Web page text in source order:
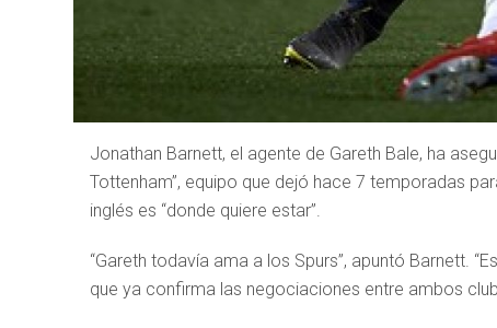
Jonathan Barnett, el agente de Gareth Bale, ha
Tottenham”, equipo que dejó hace 7 temporadas
inglés es “donde quiere estar”.
“Gareth todavía ama a los Spurs”, apuntó Barnett.
que ya confirma las negociaciones entre ambos